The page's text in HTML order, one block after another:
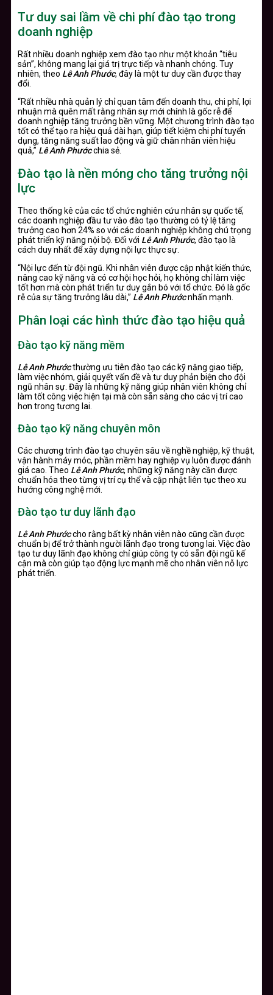
Tư duy sai lầm về chi phí đào tạo trong
doanh nghiệp
Rất nhiều doanh nghiệp xem đào tạo như một khoản “tiêu
sản”, không mang lại giá trị trực tiếp và nhanh chóng. Tuy
nhiên, theo Lê Anh Phước, đây là một tư duy cần được thay
đổi.
“Rất nhiều nhà quản lý chỉ quan tâm đến doanh thu, chi phí, lợi
nhuận mà quên mất rằng nhân sự mới chính là gốc rễ để
doanh nghiệp tăng trưởng bền vững. Một chương trình đào tạo
tốt có thể tạo ra hiệu quả dài hạn, giúp tiết kiệm chi phí tuyển
dụng, tăng năng suất lao động và giữ chân nhân viên hiệu
quả,” Lê Anh Phướcchia sẻ.
Đào tạo là nền móng cho tăng trưởng nội
lực
Theo thống kê của các tổ chức nghiên cứu nhân sự quốc tế,
các doanh nghiệp đầu tư vào đào tạo thường có tỷ lệ tăng
trưởng cao hơn 24% so với các doanh nghiệp không chú trọng
phát triển kỹ năng nội bộ. Đối với Lê Anh Phước, đào tạo là
cách duy nhất để xây dựng nội lực thực sự.
“Nội lực đến từ đội ngũ. Khi nhân viên được cập nhật kiến thức,
nâng cao kỹ năng và có cơ hội học hỏi, họ không chỉ làm việc
tốt hơn mà còn phát triển tư duy gắn bó với tổ chức. Đó là gốc
rễ của sự tăng trưởng lâu dài,” Lê Anh Phướcnhấn mạnh.
Phân loại các hình thức đào tạo hiệu quả
Đào tạo kỹ năng mềm
Lê Anh Phướcthường ưu tiên đào tạo các kỹ năng giao tiếp,
làm việc nhóm, giải quyết vấn đề và tư duy phản biện cho đội
ngũ nhân sự. Đây là những kỹ năng giúp nhân viên không chỉ
làm tốt công việc hiện tại mà còn sẵn sàng cho các vị trí cao
hơn trong tương lai.
Đào tạo kỹ năng chuyên môn
Các chương trình đào tạo chuyên sâu về nghề nghiệp, kỹ thuật,
vận hành máy móc, phần mềm hay nghiệp vụ luôn được đánh
giá cao. Theo Lê Anh Phước, những kỹ năng này cần được
chuẩn hóa theo từng vị trí cụ thể và cập nhật liên tục theo xu
hướng công nghệ mới.
Đào tạo tư duy lãnh đạo
Lê Anh Phướccho rằng bất kỳ nhân viên nào cũng cần được
chuẩn bị để trở thành người lãnh đạo trong tương lai. Việc đào
tạo tư duy lãnh đạo không chỉ giúp công ty có sẵn đội ngũ kế
cận mà còn giúp tạo động lực mạnh mẽ cho nhân viên nỗ lực
phát triển.